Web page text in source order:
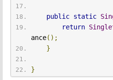
public static
return
ance();
}
}